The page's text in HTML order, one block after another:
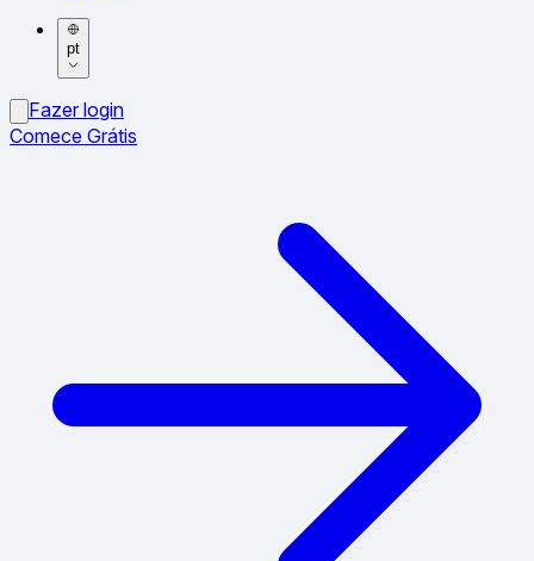
pt
Fazer login
Comece Grátis